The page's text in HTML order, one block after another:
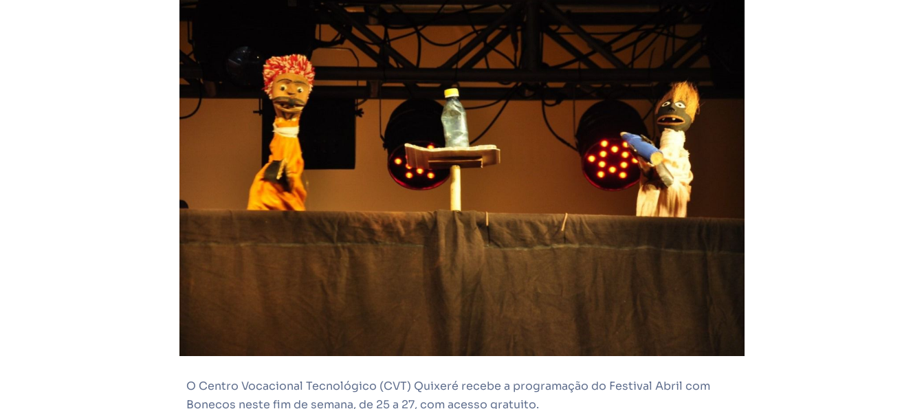
O Centro Vocacional Tecnológico (CVT) Quixeré recebe a programação do Festival Abril com
Bonecos neste fim de semana, de 25 a 27, com acesso gratuito.